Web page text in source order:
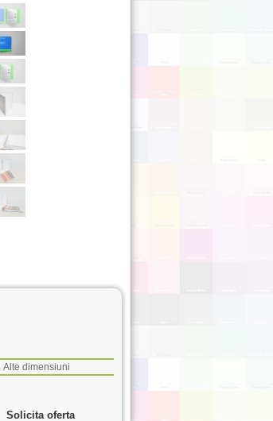
Alte dimensiuni
Solicita oferta